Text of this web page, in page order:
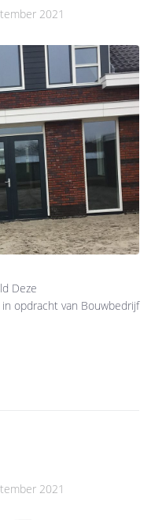
2021
Deze
opdracht van Bouwbedrijf
2021